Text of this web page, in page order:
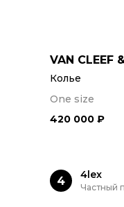
VAN CLEEF
Колье
One size
420 000 ₽
4 4lex
Частный